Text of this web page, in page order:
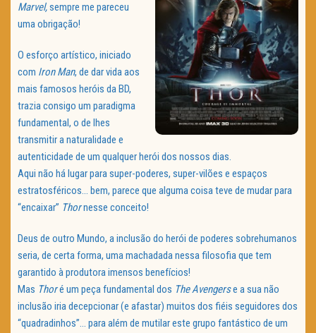
Marvel,sempre me pareceu
uma obrigação!
O esforço artístico, iniciado
com Iron Man, de dar vida aos
mais famosos heróis da BD,
trazia consigo um paradigma
fundamental, o de lhes
transmitir a naturalidade e
autenticidade de um qualquer herói dos nossos dias.
Aqui não há lugar para super-poderes, super-vilões e espaços
estratosféricos… bem, parece que alguma coisa teve de mudar para
“encaixar” Thornesse conceito!
Deus de outro Mundo, a inclusão do herói de poderes sobrehumanos
seria, de certa forma, uma machadada nessa filosofia que tem
garantido à produtora imensos benefícios!
Mas Thoré um peça fundamental dos The Avengerse a sua não
inclusão iria decepcionar (e afastar) muitos dos fiéis seguidores dos
“quadradinhos”… para além de mutilar este grupo fantástico de um